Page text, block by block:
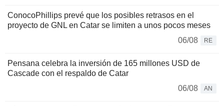
ConocoPhillips prevé que los posibles retrasos en el
proyecto de GNL en Catar se limiten a unos pocos meses
06/08
RE
Pensana celebra la inversión de 165 millones USD de
Cascade con el respaldo de Catar
06/08
AN